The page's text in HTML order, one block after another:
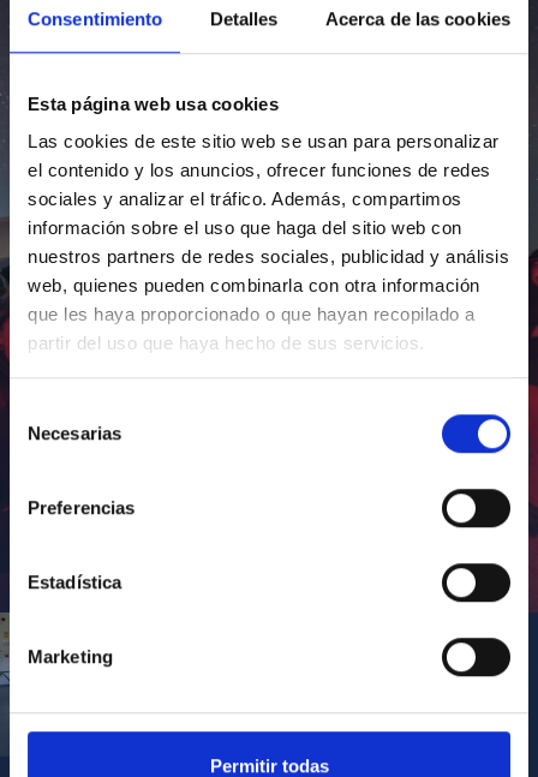
Consentimiento Detalles Acerca de las cookies
Esta página web usa cookies
Las cookies de este sitio web se usan para personalizar
el contenido y los anuncios, ofrecer funciones de redes
sociales y analizar el tráfico. Además, compartimos
información sobre el uso que haga del sitio web con
nuestros partners de redes sociales, publicidad y análisis
web, quienes pueden combinarla con otra información
que les haya proporcionado o que hayan recopilado a
partir del uso que haya hecho de sus servicios.
Necesarias
Preferencias
Estadística
Marketing
Permitir todas
Inauguración de CosmoLab 2023-2027
Visita del Presidente de Canarias al IACTEC